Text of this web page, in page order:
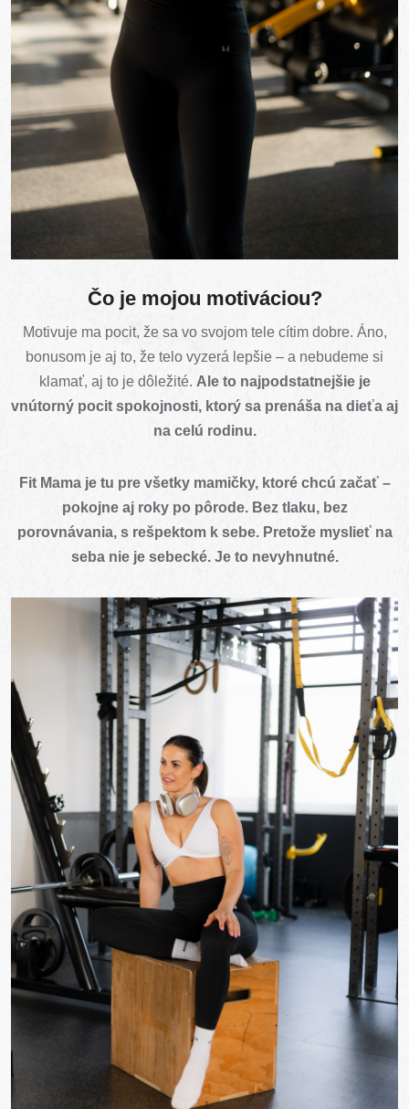
Čo je mojou motiváciou?
Motivuje ma pocit, že sa vo svojom tele cítim dobre. Áno,
bonusom je aj to, že telo vyzerá lepšie – a nebudeme si
klamať, aj to je dôležité. Ale to najpodstatnejšie je
vnútorný pocit spokojnosti, ktorý sa prenáša na dieťa aj
na celú rodinu.
Fit Mama je tu pre všetky mamičky, ktoré chcú začať –
pokojne aj roky po pôrode. Bez tlaku, bez
porovnávania, s rešpektom k sebe. Pretože myslieť na
seba nie je sebecké. Je to nevyhnutné.